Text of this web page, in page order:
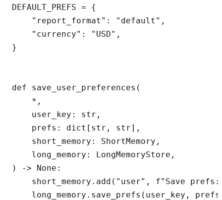
DEFAULT_PREFS = {
    "report_format": "default",
    "currency": "USD",
}
def save_user_preferences(
    *,
    user_key: str,
    prefs: dict[str, str],
    short_memory: ShortMemory,
    long_memory: LongMemoryStore,
) -> None:
short_memory.add("user", f"Save
long_memory.save_prefs(user_key,